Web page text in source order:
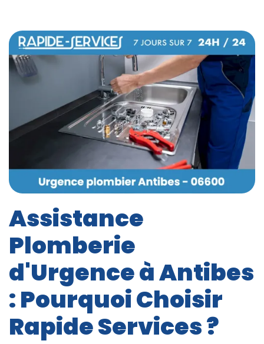
Assistance
Plomberie
d'Urgence à Antibes
: Pourquoi Choisir
Rapide Services ?